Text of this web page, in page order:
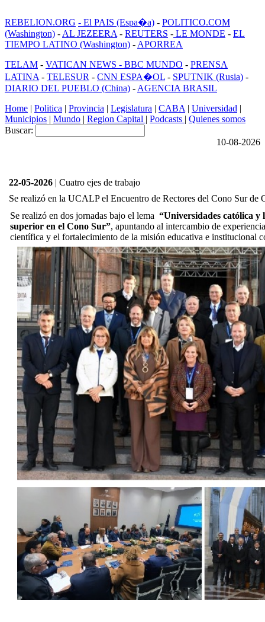
REBELION.ORG - El PAIS (Espa�a) - POLITICO.COM
(Washington) - AL JEZEERA - REUTERS - LE MONDE - EL
TIEMPO LATINO (Washington) - APORREA
TELAM - VATICAN NEWS - BBC MUNDO - PRENSA
LATINA - TELESUR - CNN ESPA�OL - SPUTNIK (Rusia) -
DIARIO DEL PUEBLO (China) - AGENCIA BRASIL
Home | Politica | Provincia | Legislatura | CABA | Universidad |
Municipios | Mundo | Region Capital | Podcasts | Quienes somos
Buscar:
10-08-2026
22-05-2026 | Cuatro ejes de trabajo
Se realizó en la UCALP el Encuentro de Rectores del Cono Sur
Se realizó en dos jornadas bajo el lema “Universidades católica y
superior en el Cono Sur”, apuntando al intercambio de
científica y el fortalecimiento de la misión educativa e institucional